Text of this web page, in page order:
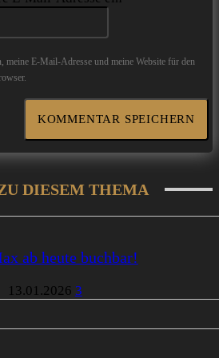
meine E-Mail-Adresse und meine Website für den
DIESEM THEMA
ab heute buchbar!
13.01.2026 3